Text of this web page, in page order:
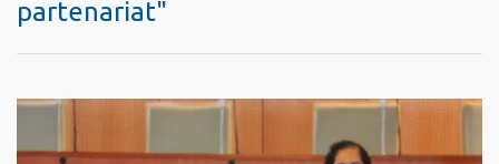
partenariat"